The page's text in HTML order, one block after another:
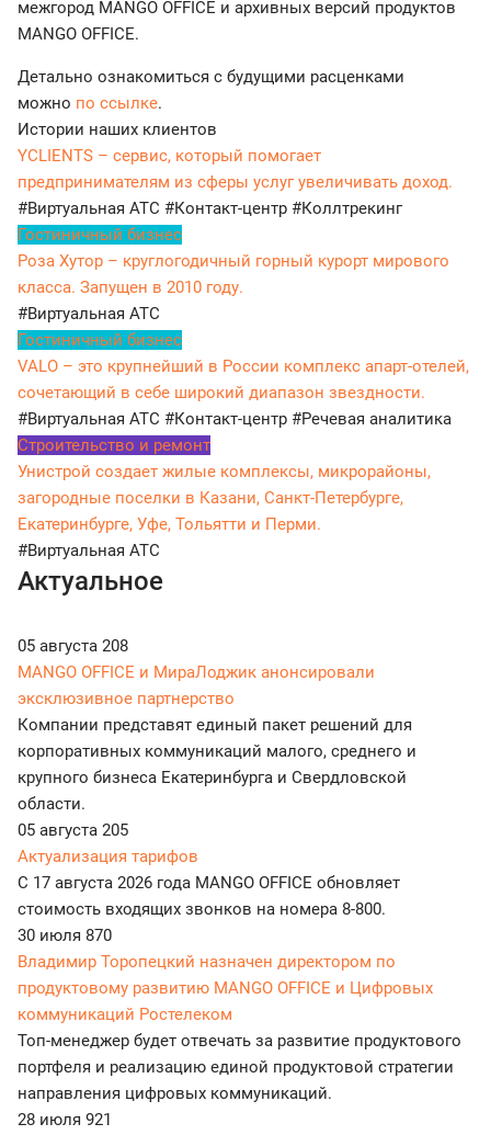
межгород MANGO OFFICE и архивных версий продуктов
MANGO OFFICE.
Детально ознакомиться с будущими расценками
можно по ссылке.
Истории наших клиентов
YCLIENTS – сервис, который помогает
предпринимателям из сферы услуг увеличивать доход.
#Виртуальная АТС #Контакт-центр #Коллтрекинг
Гостиничный бизнес
Роза Хутор – круглогодичный горный курорт мирового
класса. Запущен в 2010 году.
#Виртуальная АТС
Гостиничный бизнес
VALO – это крупнейший в России комплекс апарт-отелей,
сочетающий в себе широкий диапазон звездности.
#Виртуальная АТС #Контакт-центр #Речевая аналитика
Строительство и ремонт
Унистрой создает жилые комплексы, микрорайоны,
загородные поселки в Казани, Санкт-Петербурге,
Екатеринбурге, Уфе, Тольятти и Перми.
#Виртуальная АТС
Актуальное
05 августа 208
MANGO OFFICE и МираЛоджик анонсировали
эксклюзивное партнерство
Компании представят единый пакет решений для
корпоративных коммуникаций малого, среднего и
крупного бизнеса Екатеринбурга и Свердловской
области.
05 августа 205
Актуализация тарифов
С 17 августа 2026 года MANGO OFFICE обновляет
стоимость входящих звонков на номера 8-800.
30 июля 870
Владимир Торопецкий назначен директором по
продуктовому развитию MANGO OFFICE и Цифровых
коммуникаций Ростелеком
Топ-менеджер будет отвечать за развитие продуктового
портфеля и реализацию единой продуктовой стратегии
направления цифровых коммуникаций.
28 июля 921